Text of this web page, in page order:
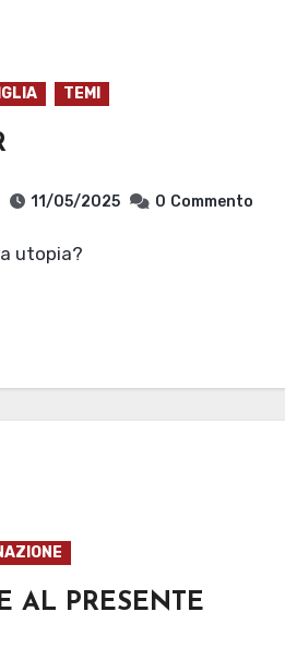
TEMI
11/05/2025 0 Commento
utopia?
AL PRESENTE